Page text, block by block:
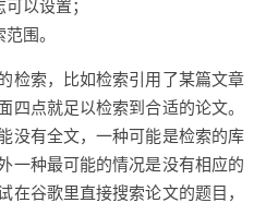
以设置；
围。
检索，比如检索引用了某篇文章
四点就足以检索到合适的论文。
没有全文，一种可能是检索的库
一种最可能的情况是没有相应的
在谷歌里直接搜索论文的题目，